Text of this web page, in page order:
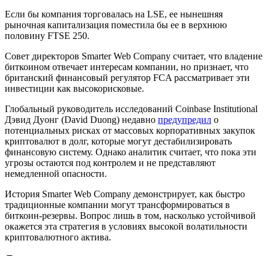
Если бы компания торговалась на LSE, ее нынешняя
рыночная капитализация поместила бы ее в верхнюю
половину FTSE 250.
Совет директоров Smarter Web Company считает, что владение
биткоином отвечает интересам компании, но признает, что
британский финансовый регулятор FCA рассматривает эти
инвестиции как высокорисковые.
Глобальный руководитель исследований Coinbase Institutional
Дэвид Дуонг (David Duong) недавно предупредил о
потенциальных рисках от массовых корпоративных закупок
криптовалют в долг, которые могут дестабилизировать
финансовую систему. Однако аналитик считает, что пока эти
угрозы остаются под контролем и не представляют
немедленной опасности.
История Smarter Web Company демонстрирует, как быстро
традиционные компании могут трансформироваться в
биткоин-резервы. Вопрос лишь в том, насколько устойчивой
окажется эта стратегия в условиях высокой волатильности
криптовалютного актива.